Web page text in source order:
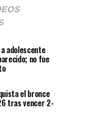
adolescente
no fue
el bronce
tras vencer 2-